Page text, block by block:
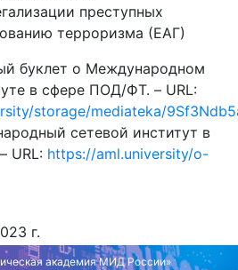
преступных
терроризма (ЕАГ)
буклет о Международном
в сфере ПОД/ФТ. – URL:
storage/mediateka/
сетевой институт в
URL: https://aml.university/o-
г.
академия МИД России»